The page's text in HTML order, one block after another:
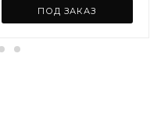
ПОД ЗАКАЗ